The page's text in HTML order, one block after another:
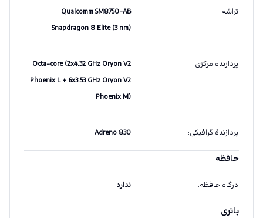
تراشه:
Qualcomm SM8750-AB
Snapdragon 8 Elite (3 nm)
پردازنده مرکزی:
Octa-core (2x4.32 GHz Oryon V2
Phoenix L + 6x3.53 GHz Oryon V2
Phoenix M)
پردازندهٔ گرافیکی:
Adreno 830
حافظه
درگاه حافظه: ندارد
باتری